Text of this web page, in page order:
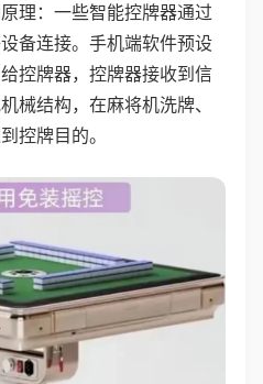
理：一些智能控牌器通过
备连接。手机端软件预设
控牌器，控牌器接收到信
械结构，在麻将机洗牌、
控牌目的。